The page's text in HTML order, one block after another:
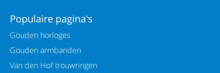
Populaire pagina's
Gouden horloges
Gouden armbanden
Van den Hof trouwringen